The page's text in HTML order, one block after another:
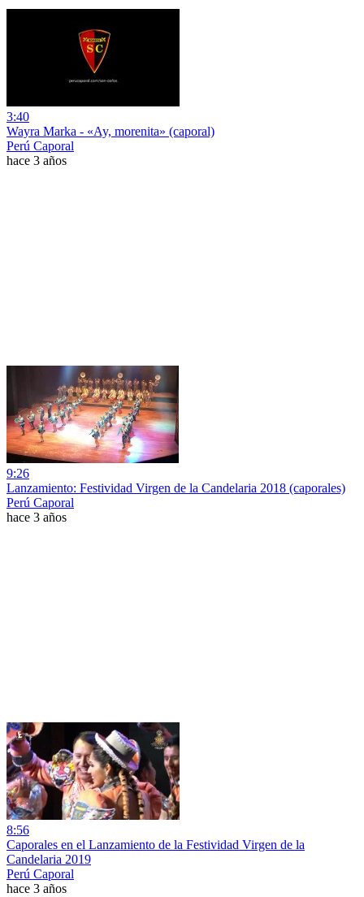
3:40
Wayra Marka - «Ay, morenita» (caporal)
Perú Caporal
hace 3 años
9:26
Lanzamiento: Festividad Virgen de la Candelaria 2018 (caporales)
Perú Caporal
hace 3 años
8:56
Caporales en el Lanzamiento de la Festividad Virgen de la
Candelaria 2019
Perú Caporal
hace 3 años